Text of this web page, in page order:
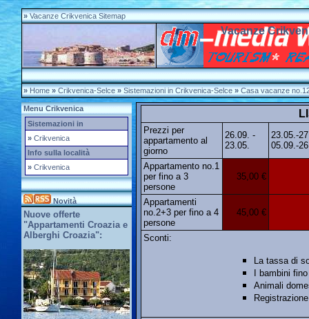
» Vacanze Crikvenica Sitemap
Vacanze
» Home » Crikvenica-Selce » Sistemazioni in Crikvenica-Selce » Casa vacanze
Menu Crikvenica
Sistemazioni in
» Crikvenica
Info sulla località
» Crikvenica
Novità
Nuove offerte
"Appartamenti Croazia e
Alberghi Croazia":
Prezzi per
appartamento al
giorno
26.09. -
23.05.
23.05.-
05.09.-
Appartamento no.1
per fino a 3
persone
35,00 €
Appartamenti
no.2+3 per fino a 4
persone
45,00 €
Sconti:
La tassa di
I bambini
Animali